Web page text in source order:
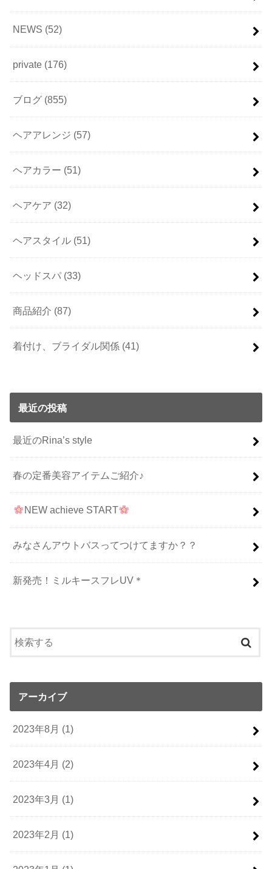
NEWS (52)
private (176)
ブログ (855)
ヘアアレンジ (57)
ヘアカラー (51)
ヘアケア (32)
ヘアスタイル (51)
ヘッドスパ (33)
商品紹介 (87)
着付け、ブライダル関係 (41)
最近の投稿
最近のRina’s style
春の定番美容アイテムご紹介♪
NEW achieve START
みなさんアウトバスってつけてますか？？
新発売！ミルキースフレUV＊
アーカイブ
2023年8月 (1)
2023年4月 (2)
2023年3月 (1)
2023年2月 (1)